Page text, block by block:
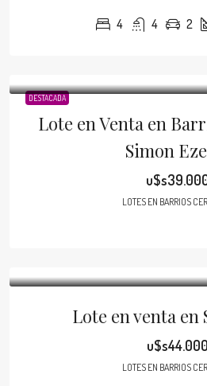
4 4 2
DESTACADA
Lote en Venta en
Simon
LOTES EN BARRIOS
Lote en venta en
u$s44.000
LOTES EN BARRIOS